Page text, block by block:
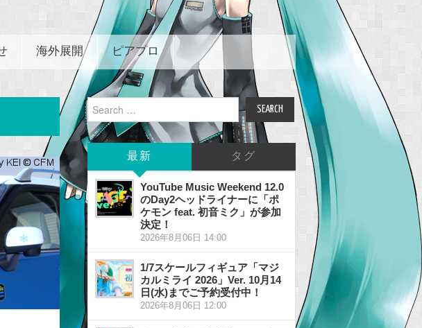
海外展開 ピアプロ
Search
for:
最新 タグ
YouTube Music Weekend 12.0
のDay2ヘッドライナーに「ポ
ケモン feat. 初音ミク」が参加
決定！
2026年8月06日 14:00
1/7スケールフィギュア「マジ
カルミライ 2026」Ver. 10月14
日(水)までご予約受付中！
2026年8月06日 12:00